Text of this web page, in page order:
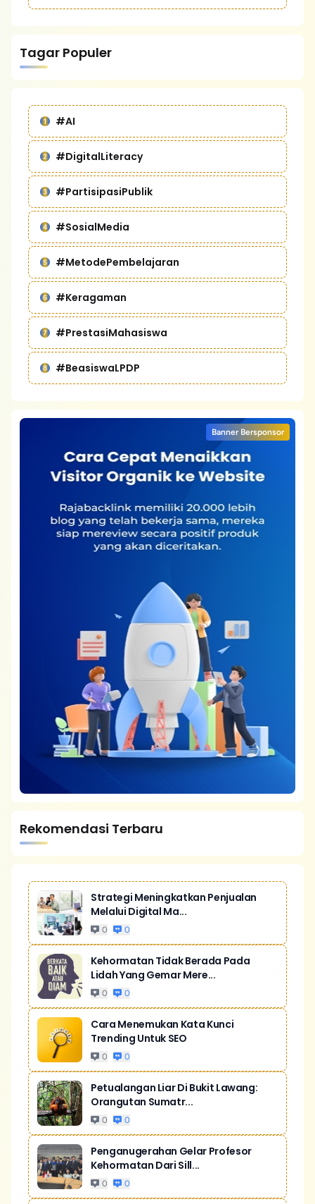
Tagar Populer
#AI
#DigitalLiteracy
#PartisipasiPublik
#SosialMedia
#MetodePembelajaran
#Keragaman
#PrestasiMahasiswa
#BeasiswaLPDP
Banner Bersponsor
Rekomendasi Terbaru
Strategi Meningkatkan Penjualan
Melalui Digital Ma...
0 0
Kehormatan Tidak Berada Pada
Lidah Yang Gemar Mere...
0 0
Cara Menemukan Kata Kunci
Trending Untuk SEO
0 0
Petualangan Liar Di Bukit Lawang:
Orangutan Sumatr...
0 0
Penganugerahan Gelar Profesor
Kehormatan Dari Sill...
0 0